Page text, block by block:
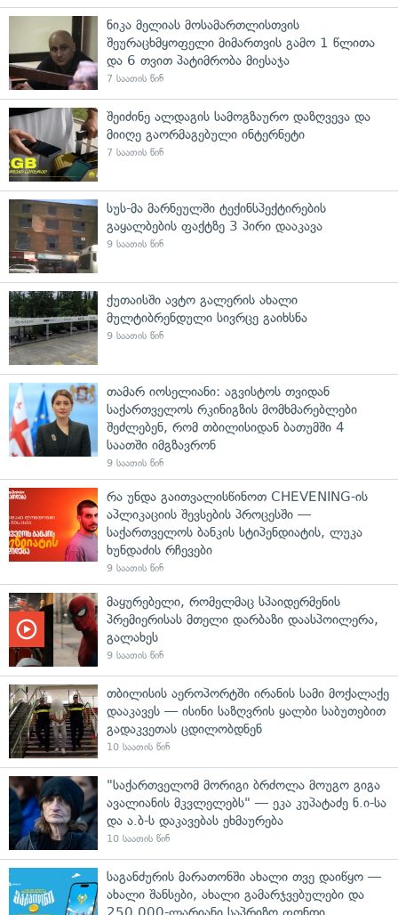
ნიკა მელიას მოსამართლისთვის
შეურაცხმყოფელი მიმართვის გამო 1 წლითა
და 6 თვით პატიმრობა მიესაჯა
7 საათის წინ
შეიძინე ალდაგის სამოგზაურო დაზღვევა და
მიიღე გაორმაგებული ინტერნეტი
7 საათის წინ
სუს-მა მარნეულში ტექინსპექტირების
გაყალბების ფაქტზე 3 პირი დააკავა
9 საათის წინ
ქუთაისში ავტო გალერის ახალი
მულტიბრენდული სივრცე გაიხსნა
9 საათის წინ
თამარ იოსელიანი: აგვისტოს თვიდან
საქართველოს რკინიგზის მომხმარებლები
შეძლებენ, რომ თბილისიდან ბათუმში 4
საათში იმგზავრონ
9 საათის წინ
რა უნდა გაითვალისწინოთ CHEVENING-ის
აპლიკაციის შევსების პროცესში —
საქართველოს ბანკის სტიპენდიატის, ლუკა
ხუნდაძის რჩევები
9 საათის წინ
მაყურებელი, რომელმაც სპაიდერმენის
პრემიერისას მთელი დარბაზი დაასპოილერა,
გალახეს
9 საათის წინ
თბილისის აეროპორტში ირანის სამი მოქალაქე
დააკავეს — ისინი საზღვრის ყალბი საბუთებით
გადაკვეთას ცდილობდნენ
10 საათის წინ
"საქართველომ მორიგი ბრძოლა მოუგო გიგა
ავალიანის მკვლელებს" — ეკა კუპატაძე ნ.ი-სა
და ა.ბ-ს დაკავებას ეხმაურება
10 საათის წინ
საგანძურის მარათონში ახალი თვე დაიწყო —
ახალი შანსები, ახალი გამარჯვებულები და